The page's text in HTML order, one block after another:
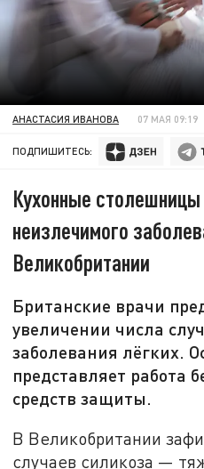
АНАСТАСИЯ ИВАНОВА 07 МАЯ 09:19
ПОДПИШИТЕСЬ:
Кухонные
неизлечимого
Великобритании
Британские врачи
увеличении числа
заболевания лёгких.
представляет работа
средств защиты.
В Великобритании
случаев силикоза —